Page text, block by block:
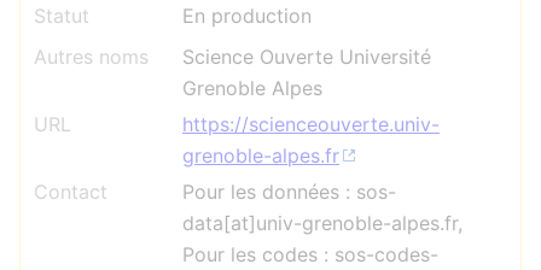
Statut
En production
Autres noms
Science Ouverte Université
Grenoble Alpes
URL
https://scienceouverte.univ-
grenoble-alpes.fr
Contact
Pour les données : sos-
data[at]univ-grenoble-alpes.fr,
Pour les codes : sos-codes-